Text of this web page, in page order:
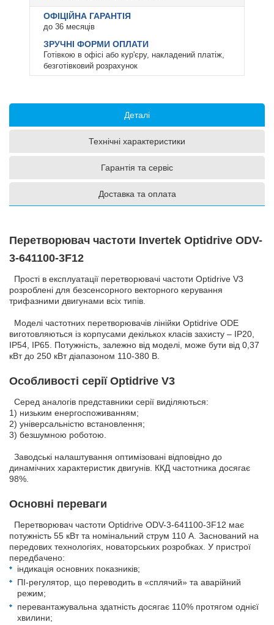
ОФІЦІЙНА ГАРАНТІЯ
до 36 месяців
ЗРУЧНІ ФОРМИ ОПЛАТИ
Готівкою в офісі або кур'єру, накладений платіж,
безготівковий розрахунок
Деталі
Технічні характеристики
Гарантія та сервіс
Доставка та оплата
Перетворювач частоти Invertek Optidrive ODV-
3-641100-3F12
Прості в експлуатації перетворювачі частоти Optidrive V3
розроблені для безсенсорного векторного керування
трифазними двигунами всіх типів.
Моделі частотних перетворювачів лінійки Optidrive ODE
виготовляються із корпусами декількох класів захисту – IP20,
IP54, IP65. Потужність, залежно від моделі, може бути від 0,37
кВт до 250 кВт діапазоном 110-380 В.
Особливості серії Optidrive V3
Серед аналогів представники серії виділяються:
1) низьким енергоспоживанням;
2) універсальністю встановлення;
3) безшумною роботою.
Заводські налаштування оптимізовані відповідно до
динамічних характеристик двигунів. ККД частотника досягає
98%.
Основні переваги
Перетворювач частоти Optidrive ODV-3-641100-3F12 має
потужність 55 кВт та номінальний струм 110 А. Заснований на
передових технологіях, новаторських розробках. У пристрої
передбачено:
індикація основних показників;
ПІ-регулятор, що переводить в «сплячий» та аварійний
режим;
перевантажувальна здатність досягає 110% протягом однієї
хвилини;